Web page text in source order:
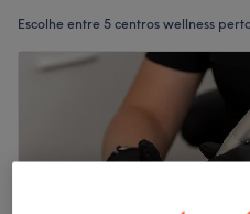
Escolhe entre 5 centros wellness